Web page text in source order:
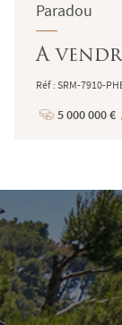
Paradou
A
Réf : SRM-7910-
Prix
5 000 000 €